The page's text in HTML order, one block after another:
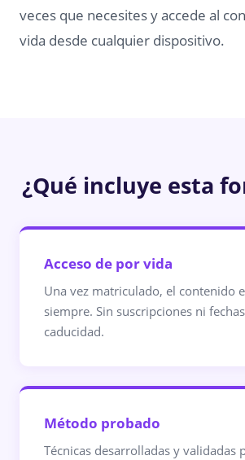
veces que necesites y accede al
vida desde cualquier dispositivo.
¿Qué incluye esta
Acceso de por vida
Una vez matriculado, el contenido
siempre. Sin suscripciones ni
caducidad.
Método probado
Técnicas desarrolladas y validadas